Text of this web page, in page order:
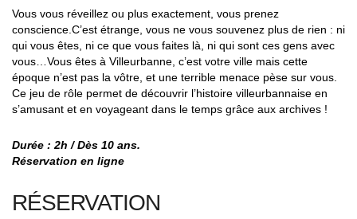
Vous vous réveillez ou plus exactement, vous prenez
conscience. C’est étrange, vous ne vous souvenez plus de rien : ni
qui vous êtes, ni ce que vous faites là, ni qui sont ces gens avec
vous…Vous êtes à Villeurbanne, c’est votre ville mais cette
époque n’est pas la vôtre, et une terrible menace pèse sur vous.
Ce jeu de rôle permet de découvrir l’histoire villeurbannaise en
s’amusant et en voyageant dans le temps grâce aux archives !
Durée : 2h / Dès 10 ans.
Réservation en ligne
RÉSERVATION